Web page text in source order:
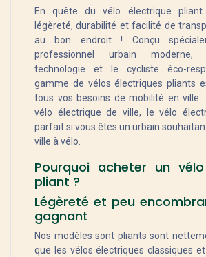
En quête du vélo électrique
légèreté, durabilité et facilité de
au bon endroit ! Conçu
professionnel urbain moderne,
technologie et le cycliste éco-
gamme de vélos électriques pliants
tous vos besoins de mobilité en ville.
vélo électrique de ville, le vélo
parfait si vous êtes un urbain
ville à vélo.
Pourquoi acheter un
pliant ?
Légèreté et peu
gagnant
Nos modèles sont pliants sont
que les vélos électriques classiques